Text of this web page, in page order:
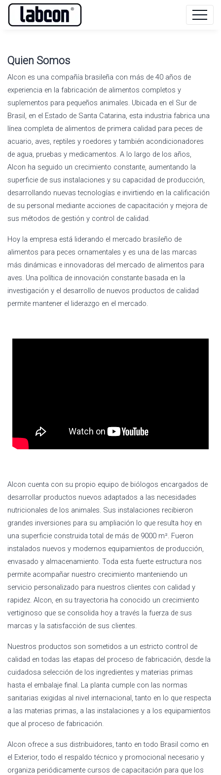
Quien Somos
Alcon es una compañía brasileña con más de 40 años de
experiencia en la fabricación de alimentos completos y
suplementos para pequeños animales. Ubicada en el Sur de
Brasil, en el Estado de Santa Catarina, esta industria fabrica una
línea completa de alimentos de primera calidad para peces de
acuario, aves, reptiles y roedores y también acondicionadores
de agua, pruebas y medicamentos. A lo largo de los años,
Alcon ha seguido un crecimiento constante, aumentando la
superficie de sus instalaciones y su capacidad de producción,
desarrollando nuevas tecnologías e invirtiendo en la calificación
de su personal mediante acciones de capacitación y mejora de
sus métodos de gestión y control de calidad.
Hoy la empresa está liderando el mercado brasileño de
alimentos para peces ornamentales y es una de las marcas
más dinámicas e innovadoras del mercado de alimentos para
aves. Una política de innovación constante basada en la
investigación y el desarrollo de nuevos productos de calidad
permite mantener el liderazgo en el mercado.
Alcon cuenta con su propio equipo de biólogos encargados de
desarrollar productos nuevos adaptados a las necesidades
nutricionales de los animales. Sus instalaciones recibieron
grandes inversiones para su ampliación lo que resulta hoy en
una superficie construida total de más de 9000 m². Fueron
instalados nuevos y modernos equipamientos de producción,
envasado y almacenamiento. Toda esta fuerte estructura nos
permite acompañar nuestro crecimiento manteniendo un
servicio personalizado para nuestros clientes con calidad y
rapidez. Alcon, en su trayectoria ha conocido un crecimiento
vertiginoso que se consolida hoy a través la fuerza de sus
marcas y la satisfacción de sus clientes.
Nuestros productos son sometidos a un estricto control de
calidad en todas las etapas del proceso de fabricación, desde la
cuidadosa selección de los ingredientes y materias primas
hasta el embalaje final. La planta cumple con las normas
sanitarias exigidas al nivel internacional, tanto en lo que respecta
a las materias primas, a las instalaciones y a los equipamientos
que al proceso de fabricación.
Alcon ofrece a sus distribuidores, tanto en todo Brasil como en
el Exterior, todo el respaldo técnico y promocional necesario y
organiza periódicamente cursos de capacitación para que los